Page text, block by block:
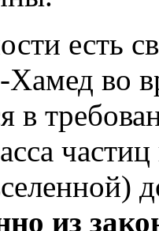
есть
Хамед во
в
из